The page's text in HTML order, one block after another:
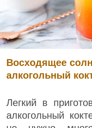
Восходящее
алкогольный
Легкий в
алкогольный